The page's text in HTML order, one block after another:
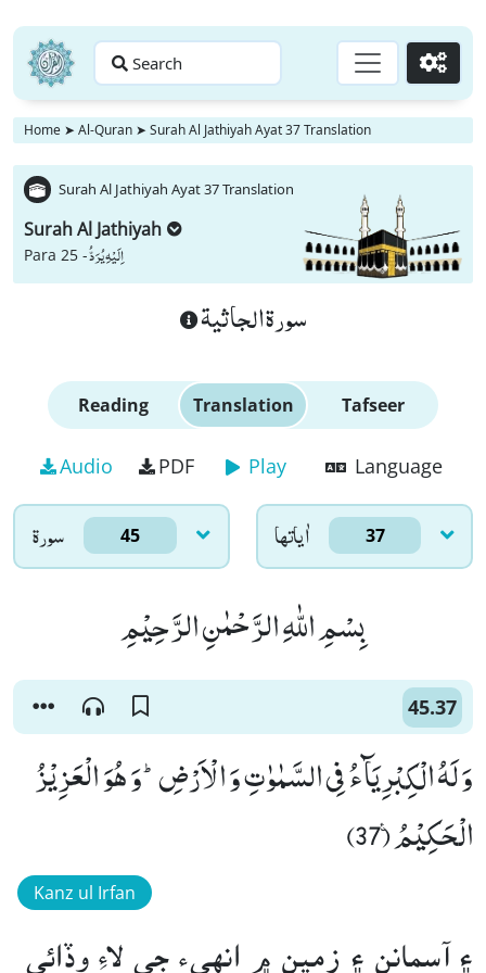
Search Go
Home ➤ Al-Quran ➤ Surah Al Jathiyah Ayat 37 Translation
Surah Al Jathiyah Ayat 37 Translation
Surah Al Jathiyah
Para 25 -اِلَیْهِ یُرَدُّ
سورة الجاثية
Reading Translation Tafseer
Audio PDF Play Language
سورۃ 45 اٰياتها 37
بِسْمِ اللّٰهِ الرَّحْمٰنِ الرَّحِیْمِ
45.37
وَ لَهُ الْكِبْرِیَآءُ فِی السَّمٰوٰتِ وَ الْاَرْضِؕ-وَ هُوَ الْعَزِیْزُ
الْحَكِیْمُ۠ (37)
Kanz ul Irfan
۽ آسمانن ۽ زمين ۾ انهيء جي لاءِ وڏائي